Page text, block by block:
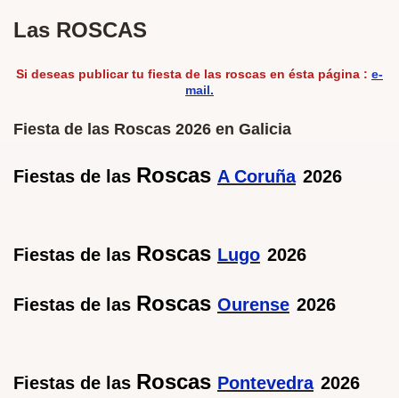
Las ROSCAS
Si deseas publicar tu fiesta de las roscas en ésta página : e-
mail.
Fiesta de las Roscas 2026 en Galicia
Fiestas de las Roscas A Coruña 2026
Fiestas de las Roscas Lugo 2026
Fiestas de las Roscas Ourense 2026
Fiestas de las Roscas Pontevedra 2026